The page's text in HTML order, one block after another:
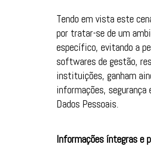
Tendo em vista este
por tratar-se de um
específico, evitando a
softwares de gestão,
instituições, ganham
informações, segurança
Dados Pessoais.
Informações íntegras e